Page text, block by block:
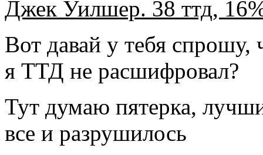
Джек Уилшер. 38 ттд,
Вот давай у тебя
я ТТД не расшифровал?
Тут думаю пятерка,
все и разрушилось